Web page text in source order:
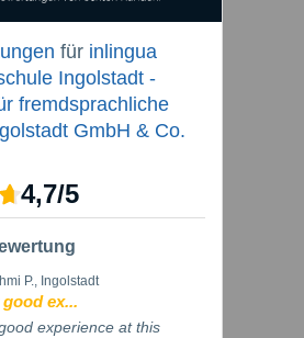
für inlingua
Ingolstadt -
fremdsprachliche
GmbH & Co.
4,7/5
P., Ingolstadt
ex...
experience at this